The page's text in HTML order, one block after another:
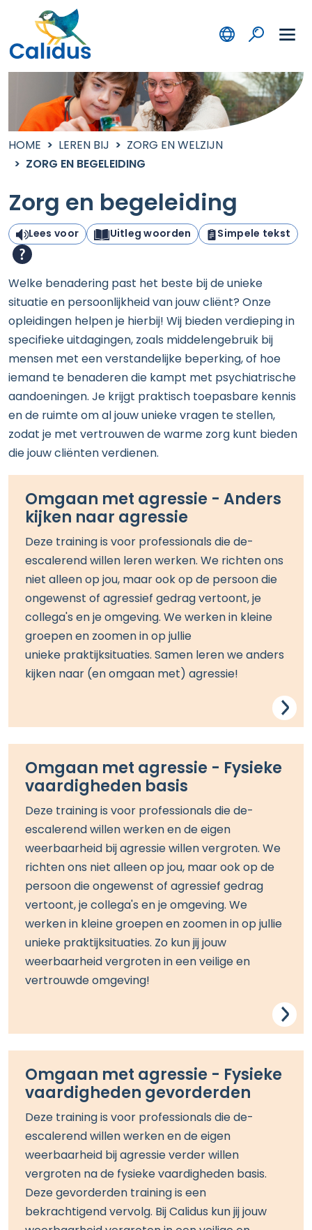
HOME LEREN BIJ
ZORG EN WELZIJN
ZORG EN BEGELEIDING
Zorg en begeleiding
Lees voor Uitleg woorden Simpele tekst
Welke benadering past het beste bij de unieke
situatie en persoonlijkheid van jouw cliënt? Onze
opleidingen helpen je hierbij! Wij bieden verdieping in
specifieke uitdagingen, zoals middelengebruik bij
mensen met een verstandelijke beperking, of hoe
iemand te benaderen die kampt met psychiatrische
aandoeningen. Je krijgt praktisch toepasbare kennis
en de ruimte om al jouw unieke vragen te stellen,
zodat je met vertrouwen de warme zorg kunt bieden
die jouw cliënten verdienen.
Omgaan met agressie - Anders
kijken naar agressie
Deze training is voor professionals die de-
escalerend willen leren werken. We richten ons
niet alleen op jou, maar ook op de persoon die
ongewenst of agressief gedrag vertoont, je
collega's en je omgeving. We werken in kleine
groepen en zoomen in op jullie
unieke praktijksituaties. Samen leren we anders
kijken naar (en omgaan met) agressie!
Omgaan met agressie - Fysieke
vaardigheden basis
Deze training is voor professionals die de-
escalerend willen werken en de eigen
weerbaarheid bij agressie willen vergroten. We
richten ons niet alleen op jou, maar ook op de
persoon die ongewenst of agressief gedrag
vertoont, je collega's en je omgeving. We
werken in kleine groepen en zoomen in op jullie
unieke praktijksituaties. Zo kun jij jouw
weerbaarheid vergroten in een veilige en
vertrouwde omgeving!
Omgaan met agressie - Fysieke
vaardigheden gevorderden
Deze training is voor professionals die de-
escalerend willen werken en de eigen
weerbaarheid bij agressie verder willen
vergroten na de fysieke vaardigheden basis.
Deze gevorderden training is een
bekrachtigend vervolg. Bij Calidus kun jij jouw